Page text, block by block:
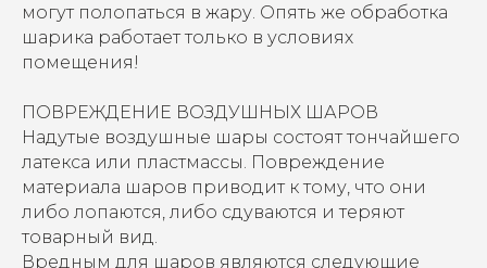
могут полопаться в жару. Опять же обработка
шарика работает только в условиях
помещения!
ПОВРЕЖДЕНИЕ ВОЗДУШНЫХ ШАРОВ
Надутые воздушные шары состоят тончайшего
латекса или пластмассы. Повреждение
материала шаров приводит к тому, что они
либо лопаются, либо сдуваются и теряют
товарный вид.
Вредным для шаров являются следующие